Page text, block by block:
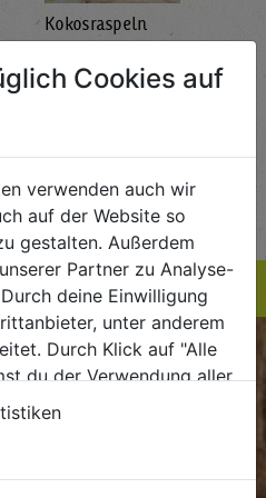
Kokosraspeln
250g
Rapunzel Naturkost
EINKAUFSLISTE
Cookies auf
verwenden auch wir
auf der Website so
gestalten. Außerdem
Partner zu Analyse-
deine Einwilligung
unter anderem
Durch Klick auf "Alle
du der Verwendung aller
anzeigen" findest du alle
Cookies, du kannst
Cookies du erlauben